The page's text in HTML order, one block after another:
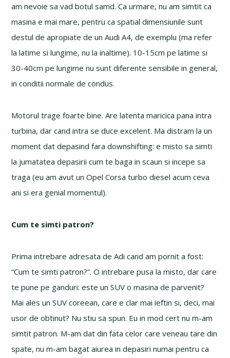
am nevoie sa vad botul samd. Ca urmare, nu am simtit ca
masina e mai mare, pentru ca spatial dimensiunile sunt
destul de apropiate de un Audi A4, de exemplu (ma refer
la latime si lungime, nu la inaltime). 10-15cm pe latime si
30-40cm pe lungime nu sunt diferente sensibile in general,
in conditii normale de condus.
Motorul trage foarte bine. Are latenta maricica pana intra
turbina, dar cand intra se duce excelent. Ma distram la un
moment dat depasind fara downshifting: e misto sa simti
la jumatatea depasirii cum te baga in scaun si incepe sa
traga (eu am avut un Opel Corsa turbo diesel acum ceva
ani si era genial momentul).
Cum te simti patron?
Prima intrebare adresata de Adi cand am pornit a fost:
“Cum te simti patron?”. O intrebare pusa la misto, dar care
te pune pe ganduri: este un SUV o masina de parvenit?
Mai ales un SUV coreean, care e clar mai ieftin si, deci, mai
usor de obtinut? Nu stiu sa spun. Eu in mod cert nu m-am
simtit patron. M-am dat din fata celor care veneau tare din
spate, nu m-am bagat aiurea in depasiri numai pentru ca